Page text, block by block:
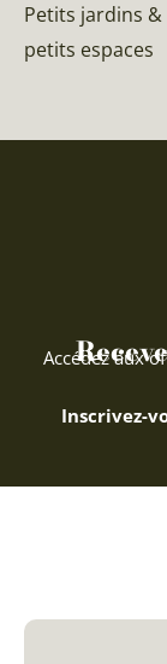
Petits jardins &
petits espaces
Accédez aux
Inscrivez-